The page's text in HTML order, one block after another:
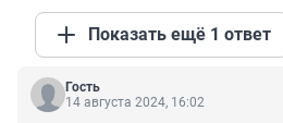
Показать ещё 1 ответ
Гость
14 августа 2024, 16:02